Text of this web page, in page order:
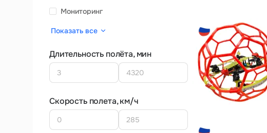
Мониторинг
Показать все
Длительность полёта, мин
Скорость полета, км/ч